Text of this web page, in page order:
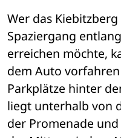
Wer das
Spaziergang
erreichen möchte,
dem Auto
Parkplätze hinter
liegt unterhalb von
der Promenade